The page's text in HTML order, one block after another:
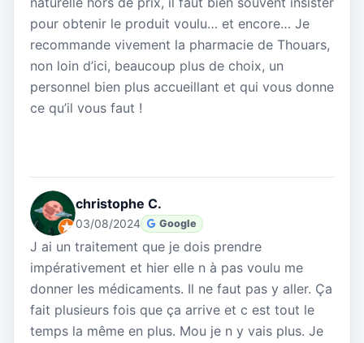
pour obtenir le produit voulu… et encore… Je
recommande vivement la pharmacie de Thouars,
non loin d’ici, beaucoup plus de choix, un
personnel bien plus accueillant et qui vous donne
ce qu’il vous faut !
christophe C.
03/08/2024 Google
J ai un traitement que je dois prendre
impérativement et hier elle n à pas voulu me
donner les médicaments. Il ne faut pas y aller. Ça
fait plusieurs fois que ça arrive et c est tout le
temps la même en plus. Mou je n y vais plus. Je